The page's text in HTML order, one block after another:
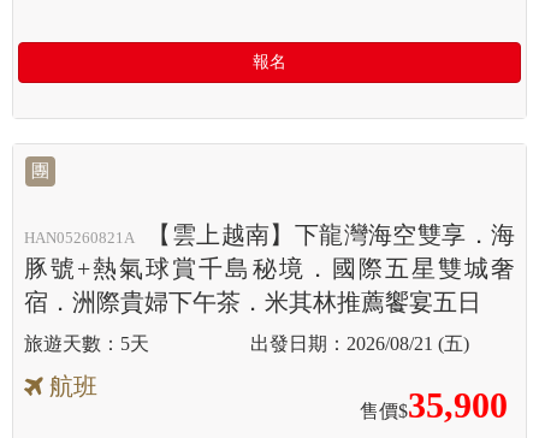
報名
團
HAN05260821A
【雲上越南】下龍灣海空雙享．海
豚號+熱氣球賞千島秘境．國際五星雙城奢
宿．洲際貴婦下午茶．米其林推薦饗宴五日
5天 2026/08/21 (五)
航班
售價$35,900